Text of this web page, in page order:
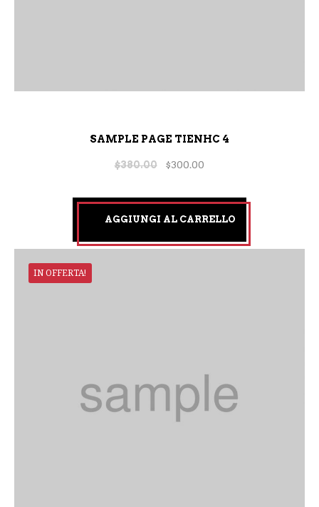
SAMPLE PAGE TIENHC 4
$380.00 $300.00
AGGIUNGI AL CARRELLO
IN OFFERTA!